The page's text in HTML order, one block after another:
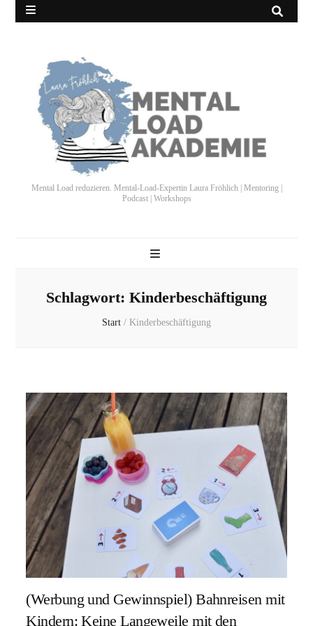
Mental Load reduzieren. Mental-Load-Expertin Laura Fröhlich | Mentoring |
Podcast | Workshops
Schlagwort: Kinderbeschäftigung
Start / Kinderbeschäftigung
(Werbung und Gewinnspiel) Bahnreisen mit
Kindern: Keine Langeweile mit den